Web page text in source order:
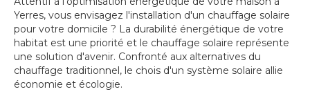
Yerres, vous envisagez l'installation d'un chauffage solaire
pour votre domicile ? La durabilité énergétique de votre
habitat est une priorité et le chauffage solaire représente
une solution d'avenir. Confronté aux alternatives du
chauffage traditionnel, le chois d'un système solaire allie
économie et écologie.